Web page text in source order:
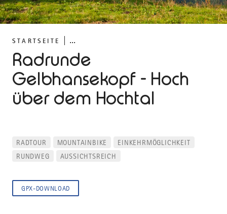
STARTSEITE ...
Radrunde
Gelbhansekopf - Hoch
über dem Hochtal
RADTOUR MOUNTAINBIKE
EINKEHRMÖGLICHKEIT
RUNDWEG
AUSSICHTSREICH
GPX-DOWNLOAD